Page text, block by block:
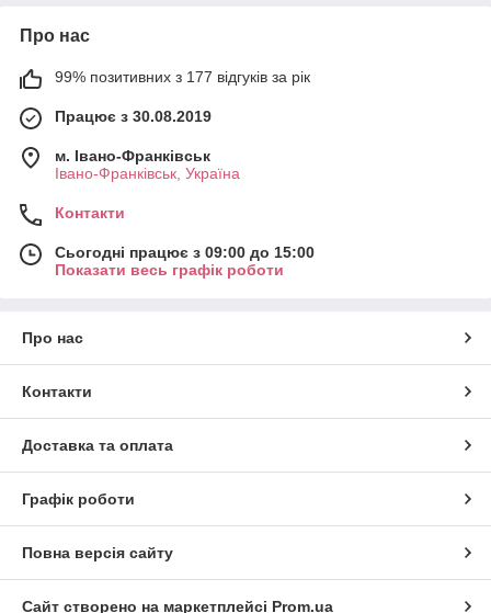
Про нас
99% позитивних з 177 відгуків за рік
Працює з 30.08.2019
м. Івано-Франківськ
Івано-Франківськ, Україна
Контакти
Сьогодні працює з 09:00 до 15:00
Показати весь графік роботи
Про нас
Контакти
Доставка та оплата
Графік роботи
Повна версія сайту
Сайт створено на маркетплейсі Prom.ua